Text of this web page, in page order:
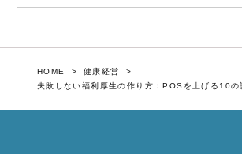
HOME
健康経営
失敗しない福利厚生の作り方：POSを上げる10の